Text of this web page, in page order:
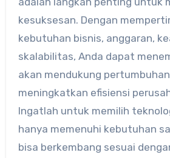
kesuksesan. Dengan
kebutuhan bisnis, anggaran,
skalabilitas, Anda dapat
akan mendukung
meningkatkan efisiensi
Ingatlah untuk memilih
hanya memenuhi kebutuhan
bisa berkembang sesuai